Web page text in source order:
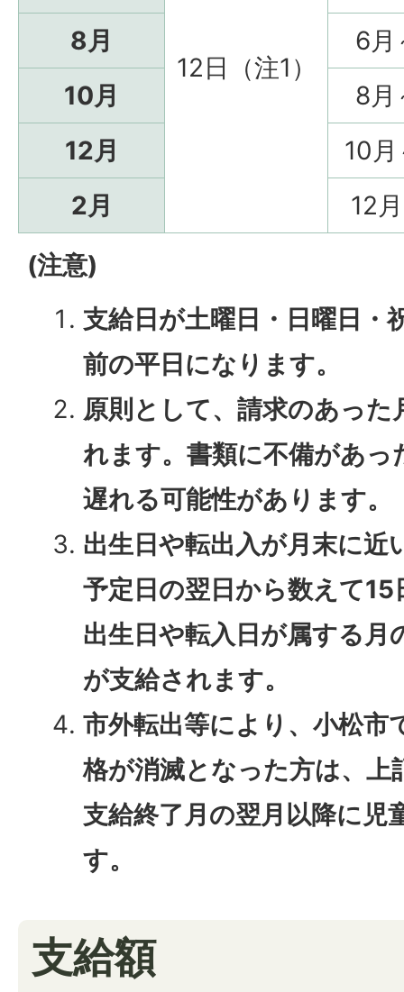
12日（注1）
8月
6月
10月
8月
12月
10月
2月
12
(注意)
支給日が土曜日・日曜日・
前の平日になります。
原則として、請求のあった
れます。書類に不備があっ
遅れる可能性があります。
出生日や転出入が月末に近
予定日の翌日から数えて
出生日や転入日が属する月
が支給されます。
市外転出等により、小松市
格が消滅となった方は、上
支給終了月の翌月以降に児
す。
支給額